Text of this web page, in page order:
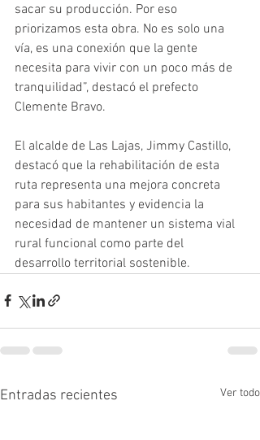
sacar su producción. Por eso
priorizamos esta obra. No es solo una
vía, es una conexión que la gente
necesita para vivir con un poco más de
tranquilidad”, destacó el prefecto
Clemente Bravo.
El alcalde de Las Lajas, Jimmy Castillo,
destacó que la rehabilitación de esta
ruta representa una mejora concreta
para sus habitantes y evidencia la
necesidad de mantener un sistema vial
rural funcional como parte del
desarrollo territorial sostenible.
Entradas recientes Ver todo